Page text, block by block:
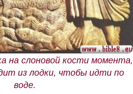
на слоновой кости момента,
из лодки, чтобы идти по
воде.